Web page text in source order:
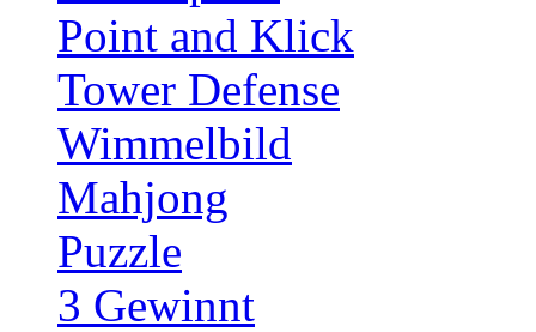
Point and Klick
Tower Defense
Wimmelbild
Mahjong
Puzzle
3 Gewinnt